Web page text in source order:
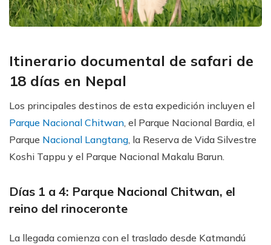
Itinerario documental de safari de
18 días en Nepal
Los principales destinos de esta expedición incluyen el
Parque Nacional Chitwan, el Parque Nacional Bardia, el
Parque Nacional Langtang, la Reserva de Vida Silvestre
Koshi Tappu y el Parque Nacional Makalu Barun.
Días 1 a 4: Parque Nacional Chitwan, el
reino del rinoceronte
La llegada comienza con el traslado desde Katmandú